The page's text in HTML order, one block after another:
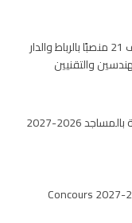
البريد بنك يعلن عن توظيف 21 منصبًا بالرباط والدار
والتقنيين
2026-2027
مباراة التعليم الأولي 2026-2027 Concours